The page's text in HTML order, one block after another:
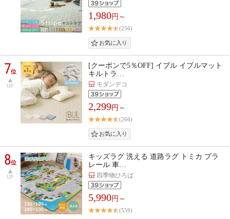
1,980円～
(256)
7位
UP
[クーポンで5％OFF] イブル イブルマット
キルトラ…
モダンデコ
2,299円～
(266)
8位
UP
キッズラグ 洗える 道路ラグ トミカ プラ
レール 車…
四季物ひろば
5,990円～
(559)